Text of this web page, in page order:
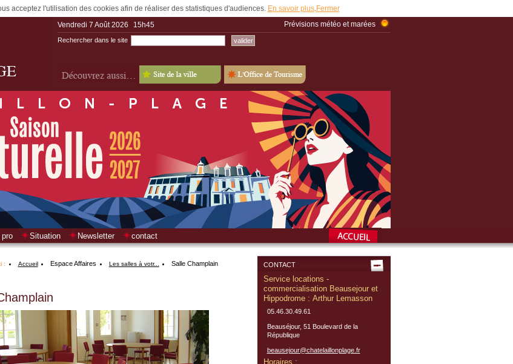
acceptez l'utilisation des cookies afin de réaliser des statistiques d'audiences. En savoir plus. Fermer
Vendredi 7 Août 2026
15h45 Prévisions météo et marées
Rechercher dans le site
pro Situation Newsletter contact
: Accueil Espace Affaires Les salles à votr... Salle Champlain CONTACT
Service locations -
commercialisation Beausejour et
Hippodrome : Arthur Lemasson
05.46.30.49.61
Beauséjour, 51 Boulevard de la
République
beausejour@chatelaillonplage.fr
Horaires :